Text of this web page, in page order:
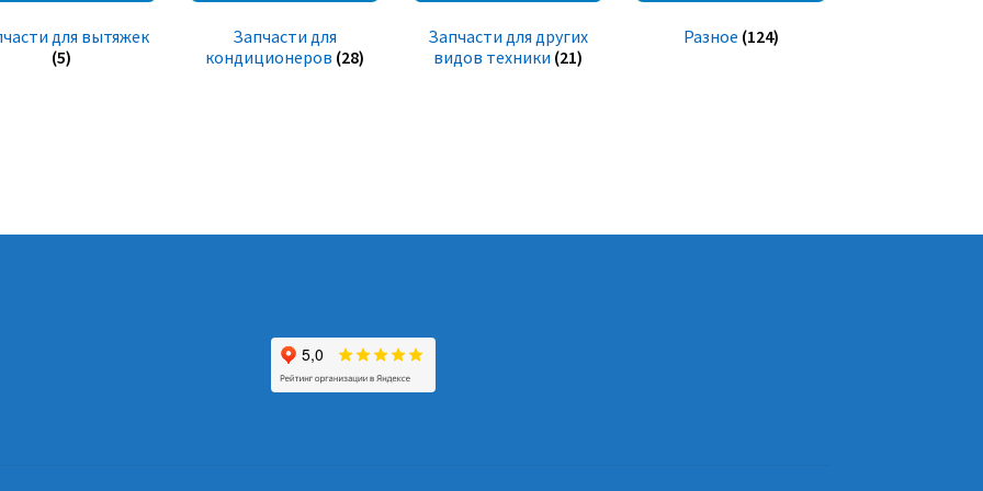
для вытяжек
(5)
Запчасти для
кондиционеров (28)
Запчасти для других
видов техники (21)
Разное (124)